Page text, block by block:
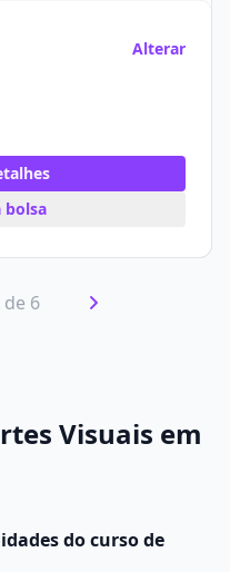
Alterar
bolsa
de 6
Visuais em
do curso de